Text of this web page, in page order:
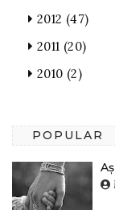
2012 (47)
2011 (20)
2010 (2)
POPULAR